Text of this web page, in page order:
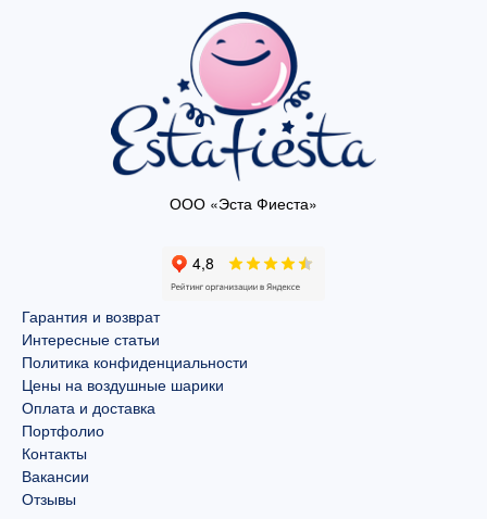
ООО «Эста Фиеста»
Гарантия и возврат
Интересные статьи
Политика конфиденциальности
Цены на воздушные шарики
Оплата и доставка
Портфолио
Контакты
Вакансии
Отзывы